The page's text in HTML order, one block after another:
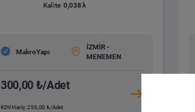
Kalite 0,038 λ
MakroYapı
İZMİR -
MENEMEN
300,00 ₺/Adet
KDV Hariç: 250,00 ₺/Adet